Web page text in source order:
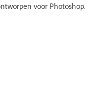
voor Photoshop.